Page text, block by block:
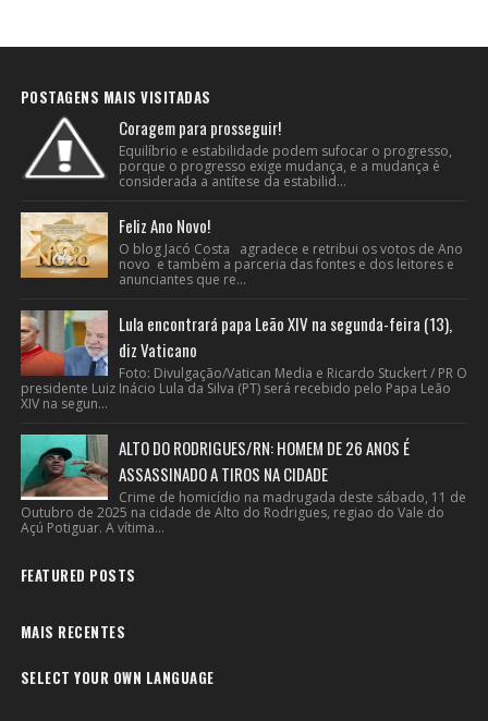
POSTAGENS MAIS VISITADAS
Coragem para prosseguir!
Equilíbrio e estabilidade podem sufocar o progresso,
porque o progresso exige mudança, e a mudança é
considerada a antítese da estabilid...
Feliz Ano Novo!
O blog Jacó Costa agradece e retribui os votos de Ano
novo e também a parceria das fontes e dos leitores e
anunciantes que re...
Lula encontrará papa Leão XIV na segunda-feira (13),
diz Vaticano
Foto: Divulgação/Vatican Media e Ricardo Stuckert / PR O
presidente Luiz Inácio Lula da Silva (PT) será recebido pelo Papa Leão
XIV na segun...
ALTO DO RODRIGUES/RN: HOMEM DE 26 ANOS É
ASSASSINADO A TIROS NA CIDADE
Crime de homicídio na madrugada deste sábado, 11 de
Outubro de 2025 na cidade de Alto do Rodrigues, regiao do Vale do
Açú Potiguar. A vítima...
FEATURED POSTS
MAIS RECENTES
SELECT YOUR OWN LANGUAGE